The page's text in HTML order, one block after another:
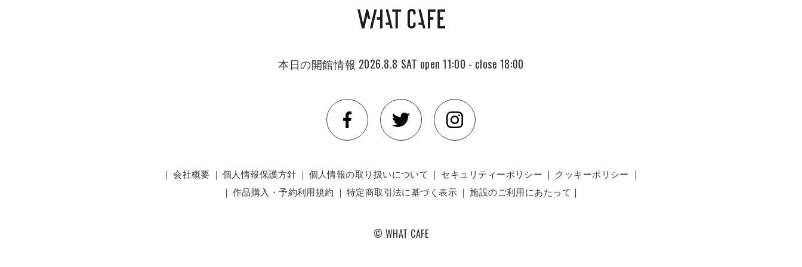
本日の開館情報 2026.8.8 SAT open 11:00 - close 18:00
｜会社概要 ｜ 個人情報保護方針 ｜ 個人情報の取り扱いについて ｜ セキュリティーポリシー ｜ クッキーポリシー ｜
｜ 作品購入・予約利用規約 ｜ 特定商取引法に基づく表示 ｜施設のご利用にあたって ｜
© WHAT CAFE